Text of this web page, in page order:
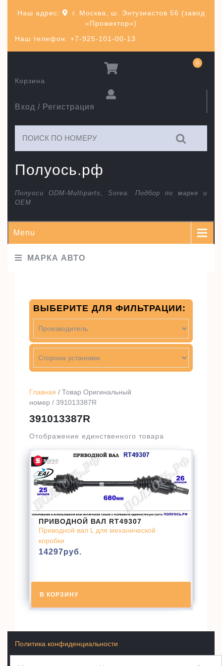
Наш телефон: +7-925-101-00-13
Наш адрес:
г. Москва, ш. Энтузиастов 56 (завод
«Прожектор»)
Полуось.рф
Полуоси ODM-Multiparts, Sorea. Подбор по марке и
ОЕМ
Вход / Регистрация
Корзина
0
Menu
МАРКА АВТО
Главная / Товар Оригинальный
номер / 391013387R
391013387R
Отображение единственного товара
ПРИВОДНОЙ ВАЛ RT49307
Приводной вал L для механической
коробки
14297руб.
В КОРЗИНУ
ВЫБЕРИТЕ ДЛЯ ФИЛЬТРАЦИИ:
Политика конфиденциальности